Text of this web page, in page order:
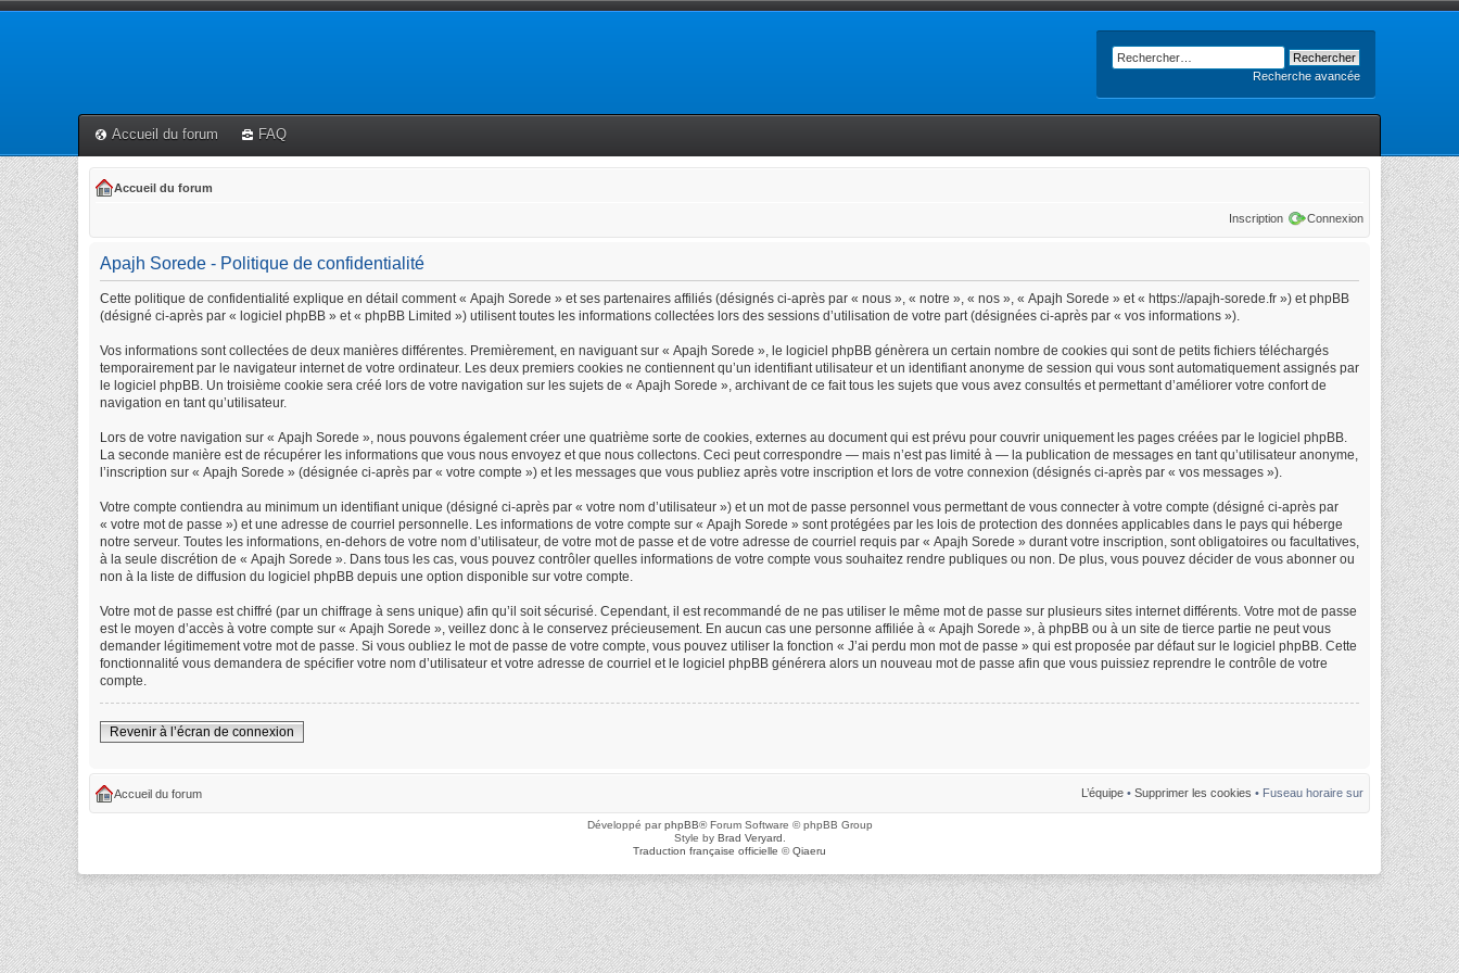
Recherche avancée
Accueil du forum FAQ
Accueil du forum
Inscription Connexion
Apajh Sorede - Politique de confidentialité
Cette politique de confidentialité explique en détail comment « Apajh Sorede » et ses partenaires affiliés (désignés ci-après par « nous », « notre », « nos », « Apajh Sorede » et « https://apajh-sorede.fr ») et phpBB
(désigné ci-après par « logiciel phpBB » et « phpBB Limited ») utilisent toutes les informations collectées lors des sessions d’utilisation de votre part (désignées ci-après par « vos informations »).
Vos informations sont collectées de deux manières différentes. Premièrement, en naviguant sur « Apajh Sorede », le logiciel phpBB génèrera un certain nombre de cookies qui sont de petits fichiers téléchargés
temporairement par le navigateur internet de votre ordinateur. Les deux premiers cookies ne contiennent qu’un identifiant utilisateur et un identifiant anonyme de session qui vous sont automatiquement assignés par
le logiciel phpBB. Un troisième cookie sera créé lors de votre navigation sur les sujets de « Apajh Sorede », archivant de ce fait tous les sujets que vous avez consultés et permettant d’améliorer votre confort de
navigation en tant qu’utilisateur.
Lors de votre navigation sur « Apajh Sorede », nous pouvons également créer une quatrième sorte de cookies, externes au document qui est prévu pour couvrir uniquement les pages créées par le logiciel phpBB.
La seconde manière est de récupérer les informations que vous nous envoyez et que nous collectons. Ceci peut correspondre — mais n’est pas limité à — la publication de messages en tant qu’utilisateur anonyme,
l’inscription sur « Apajh Sorede » (désignée ci-après par « votre compte ») et les messages que vous publiez après votre inscription et lors de votre connexion (désignés ci-après par « vos messages »).
Votre compte contiendra au minimum un identifiant unique (désigné ci-après par « votre nom d’utilisateur ») et un mot de passe personnel vous permettant de vous connecter à votre compte (désigné ci-après par
« votre mot de passe ») et une adresse de courriel personnelle. Les informations de votre compte sur « Apajh Sorede » sont protégées par les lois de protection des données applicables dans le pays qui héberge
notre serveur. Toutes les informations, en-dehors de votre nom d’utilisateur, de votre mot de passe et de votre adresse de courriel requis par « Apajh Sorede » durant votre inscription, sont obligatoires ou facultatives,
à la seule discrétion de « Apajh Sorede ». Dans tous les cas, vous pouvez contrôler quelles informations de votre compte vous souhaitez rendre publiques ou non. De plus, vous pouvez décider de vous abonner ou
non à la liste de diffusion du logiciel phpBB depuis une option disponible sur votre compte.
Votre mot de passe est chiffré (par un chiffrage à sens unique) afin qu’il soit sécurisé. Cependant, il est recommandé de ne pas utiliser le même mot de passe sur plusieurs sites internet différents. Votre mot de passe
est le moyen d’accès à votre compte sur « Apajh Sorede », veillez donc à le conservez précieusement. En aucun cas une personne affiliée à « Apajh Sorede », à phpBB ou à un site de tierce partie ne peut vous
demander légitimement votre mot de passe. Si vous oubliez le mot de passe de votre compte, vous pouvez utiliser la fonction « J’ai perdu mon mot de passe » qui est proposée par défaut sur le logiciel phpBB. Cette
fonctionnalité vous demandera de spécifier votre nom d’utilisateur et votre adresse de courriel et le logiciel phpBB générera alors un nouveau mot de passe afin que vous puissiez reprendre le contrôle de votre
compte.
Revenir à l’écran de connexion
Accueil du forum L’équipe • Supprimer les cookies • Fuseau horaire sur
Développé parphpBB® Forum Software © phpBB Group
Style by Brad Veryard
Traduction française officielle ©Qiaeru